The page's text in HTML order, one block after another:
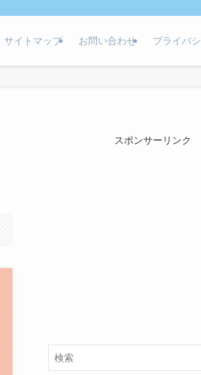
サイトマップ お問い合わせ プライバ
スポンサーリンク